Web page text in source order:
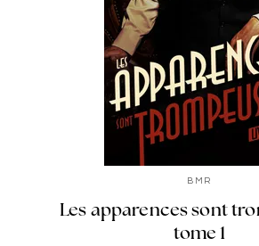
BMR
Les apparences sont
tome 1